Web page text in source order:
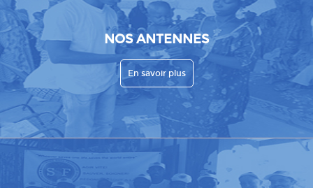
NOS ANTENNES
En savoir plus